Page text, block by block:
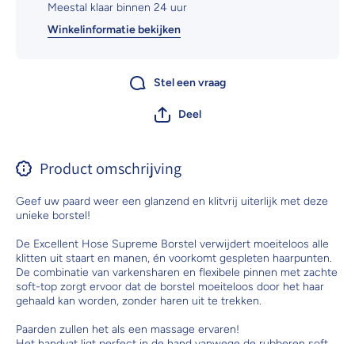
Meestal klaar binnen 24 uur
Winkelinformatie bekijken
Stel een vraag
Deel
Product omschrijving
Geef uw paard weer een glanzend en klitvrij uiterlijk met deze
unieke borstel!
De Excellent Hose Supreme Borstel verwijdert moeiteloos alle
klitten uit staart en manen, én voorkomt gespleten haarpunten.
De combinatie van varkensharen en flexibele pinnen met zachte
soft-top zorgt ervoor dat de borstel moeiteloos door het haar
gehaald kan worden, zonder haren uit te trekken.
Paarden zullen het als een massage ervaren!